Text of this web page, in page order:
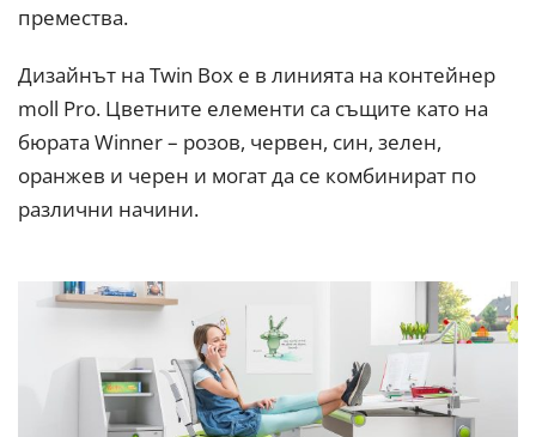
премества.
Дизайнът на Twin Box е в линията на контейнер
moll Pro. Цветните елементи са същите като на
бюрата Winner – розов, червен, син, зелен,
оранжев и черен и могат да се комбинират по
различни начини.